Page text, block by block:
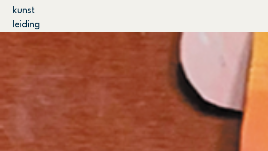
kunst
leiding